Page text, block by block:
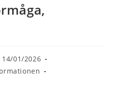
14/01/2026